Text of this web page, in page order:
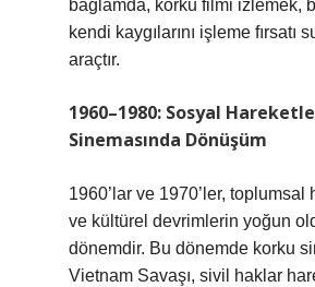
bağlamda, korku filmi izlemek,
kendi kaygılarını işleme fırsatı
araçtır.
1960–1980: Sosyal
Sinemasında Dönüşüm
1960’lar ve 1970’ler, toplumsal
ve kültürel devrimlerin yoğun
dönemdir. Bu dönemde korku
Vietnam Savaşı, sivil haklar